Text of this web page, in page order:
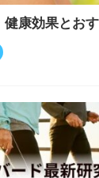
康効果とお